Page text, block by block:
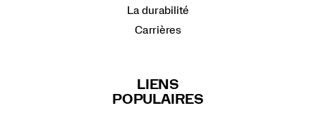
La durabilité
Carrières
LIENS
POPULAIRES